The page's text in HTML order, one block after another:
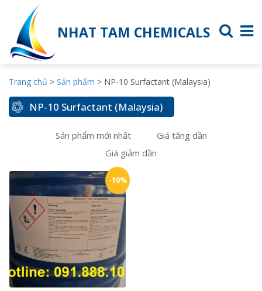
NHAT TAM CHEMICALS
Trang chủ > Sản phẩm > NP-10 Surfactant (Malaysia)
NP-10 Surfactant (Malaysia)
Sản phẩm mới nhất
Giá tăng dần
Giá giảm dần
-10%